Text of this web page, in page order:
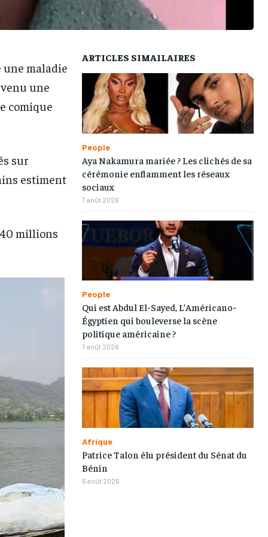
1-MONTH
/ month
to this tier, you are billed
after the first one until you
of the monthly subscription.
1-MONTH
/ month
to this tier, you are billed
after the first one until you
of the monthly subscription.
maladie
une
comique
sur
estiment
40 millions
ARTICLES SIMAILAIRES
People
Aya Nakamura mariée ? Les clichés de sa
cérémonie enflamment les réseaux
sociaux
7 août 2026
People
Qui est Abdul El-Sayed, L’Américano-
Égyptien qui bouleverse la scène
politique américaine ?
7 août 2026
Afrique
Patrice Talon élu président du Sénat du
Bénin
6 août 2026